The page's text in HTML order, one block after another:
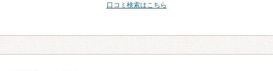
口コミ検索はこちら